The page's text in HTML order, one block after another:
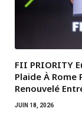
FII PRIORITY
Plaide À
Renouvelé
JUIN 18, 2026